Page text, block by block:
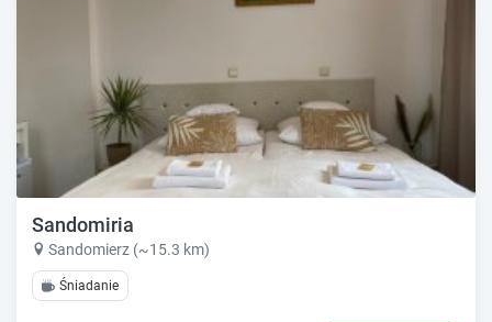
Sandomiria
Sandomierz (~15.3 km)
Śniadanie